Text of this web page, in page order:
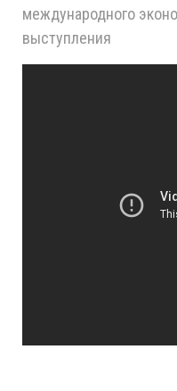
международного
выступления